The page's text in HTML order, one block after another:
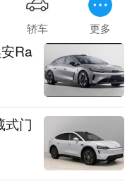
轿车 更多
Ra
式门